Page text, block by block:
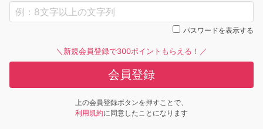
パスワードを表示する
＼新規会員登録で300ポイントもらえる！／
会員登録
上の会員登録ボタンを押すことで、
利用規約に同意したことになります